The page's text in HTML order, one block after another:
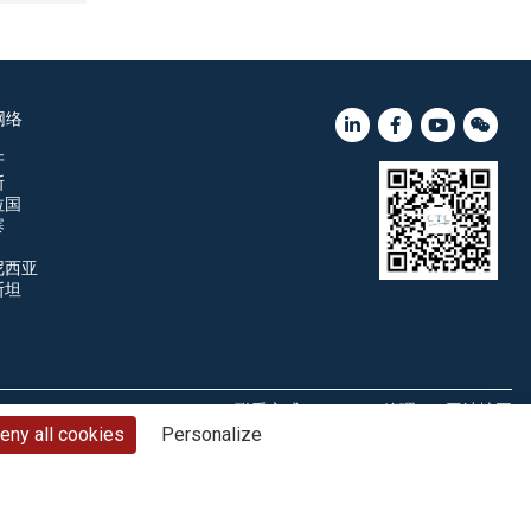
all cookies Personalize
络
国
西亚
坦
联系方式 Cookie管理
网站地图